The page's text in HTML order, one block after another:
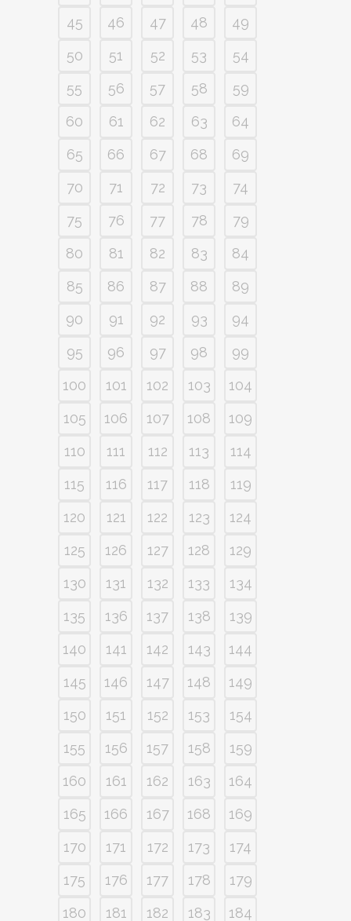
45
46 47 48
49
50
51 52 53
54
55
56 57 58
59
60
61 62 63
64
65
66 67 68
69
70
71 72 73
74
75
76 77 78
79
80
81 82 83
84
85
86 87 88
89
90
91 92 93
94
95
96 97 98
99
100
101 102 103
104
105
106 107 108
109
110
111 112 113
114
115
116 117 118
119
120
121 122 123
124
125
126 127 128
129
130
131 132 133
134
135
136 137 138
139
140
141 142 143
144
145
146 147 148
149
150
151 152 153
154
155
156 157 158
159
160
161 162 163
164
165
166 167 168
169
170
171 172 173
174
175
176 177 178
179
180
181 182 183
184